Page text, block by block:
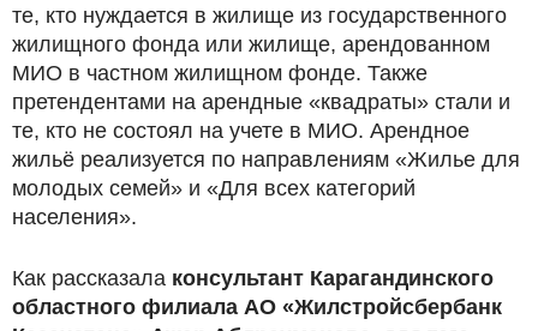
те, кто нуждается в жилище из государственного
жилищного фонда или жилище, арендованном
МИО в частном жилищном фонде. Также
претендентами на арендные «квадраты» стали и
те, кто не состоял на учете в МИО. Арендное
жильё реализуется по направлениям «Жилье для
молодых семей» и «Для всех категорий
населения».
Как рассказала консультант Карагандинского
областного филиала АО «Жилстройсбербанк